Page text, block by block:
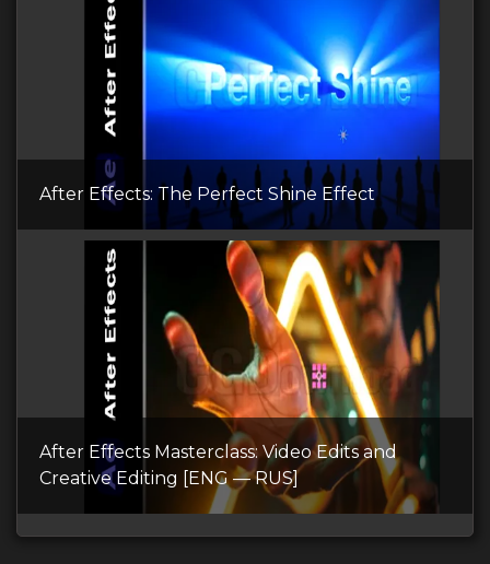
After Effects: The Perfect Shine Effect
After Effects Masterclass: Video Edits and
Creative Editing [ENG — RUS]